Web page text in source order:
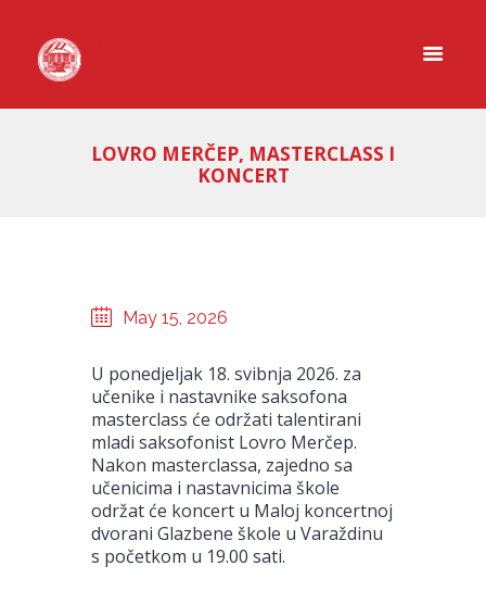
LOVRO MERČEP, MASTERCLASS I
KONCERT
May 15, 2026
U ponedjeljak 18. svibnja 2026. za
učenike i nastavnike saksofona
masterclass će održati talentirani
mladi saksofonist Lovro Merčep.
Nakon masterclassa, zajedno sa
učenicima i nastavnicima škole
održat će koncert u Maloj koncertnoj
dvorani Glazbene škole u Varaždinu
s početkom u 19.00 sati.